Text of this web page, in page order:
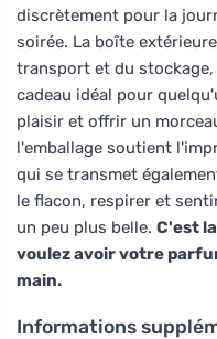
discrètement pour la
soirée. La boîte
transport et du
cadeau idéal pour
plaisir et offrir un
l'emballage soutient
qui se transmet
le flacon, respirer et
un peu plus belle. C'est
voulez avoir votre
main.
Informations